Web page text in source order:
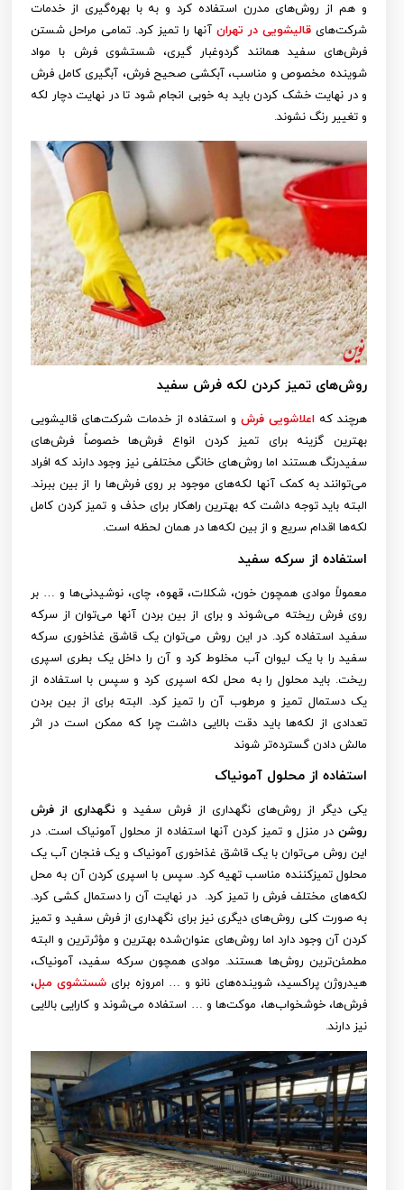
و هم از روش‌های مدرن استفاده کرد و به با بهره‌گیری از خدمات
شرکت‌های قالیشویی در تهران آنها را تمیز کرد. تمامی مراحل شستن
فرش‌های سفید همانند گردوغبار گیری، شستشوی فرش با مواد
شوینده مخصوص و مناسب، آبکشی صحیح فرش، آبگیری کامل فرش
و در نهایت خشک کردن باید به خوبی انجام شود تا در نهایت دچار لکه
و تغییر رنگ نشوند.
روش‌های تمیز کردن لکه فرش سفید
هرچند که اعلاشویی فرش و استفاده از خدمات شرکت‌های قالیشویی
بهترین گزینه برای تمیز کردن انواع فرش‌ها خصوصاً فرش‌های
سفیدرنگ هستند اما روش‌های خانگی مختلفی نیز وجود دارند که افراد
می‌توانند به کمک آنها لکه‌های موجود بر روی فرش‌ها را از بین ببرند.
البته باید توجه داشت که بهترین راهکار برای حذف و تمیز کردن کامل
لکه‌ها اقدام سریع و از بین لکه‌ها در همان لحظه است.
استفاده از سرکه سفید
معمولاً موادی همچون خون، شکلات، قهوه، چای، نوشیدنی‌ها و … بر
روی فرش ریخته می‌شوند و برای از بین بردن آنها می‌توان از سرکه
سفید استفاده کرد. در این روش می‌توان یک قاشق غذاخوری سرکه
سفید را با یک لیوان آب مخلوط کرد و آن را داخل یک بطری اسپری
ریخت. باید محلول را به محل لکه اسپری کرد و سپس با استفاده از
یک دستمال تمیز و مرطوب آن را تمیز کرد. البته برای از بین بردن
تعدادی از لکه‌ها باید دقت بالایی داشت چرا که ممکن است در اثر
مالش دادن گسترده‌تر شوند
استفاده از محلول آمونیاک
یکی دیگر از روش‌های نگهداری از فرش سفید و نگهداری از فرش
روشن در منزل و تمیز کردن آنها استفاده از محلول آمونیاک است. در
این روش می‌توان با یک قاشق غذاخوری آمونیاک و یک فنجان آب یک
محلول تمیزکننده مناسب تهیه کرد. سپس با اسپری کردن آن به محل
لکه‌های مختلف فرش را تمیز کرد. در نهایت آن را دستمال کشی کرد.
به صورت کلی روش‌های دیگری نیز برای نگهداری از فرش سفید و تمیز
کردن آن وجود دارد اما روش‌های عنوان‌شده بهترین و مؤثرترین و البته
مطمئن‌ترین روش‌ها هستند. موادی همچون سرکه سفید، آمونیاک،
هیدروژن پراکسید، شوینده‌های نانو و … امروزه برای شستشوی مبل،
فرش‌ها، خوشخواب‌ها، موکت‌ها و … استفاده می‌شوند و کارایی بالایی
نیز دارند.